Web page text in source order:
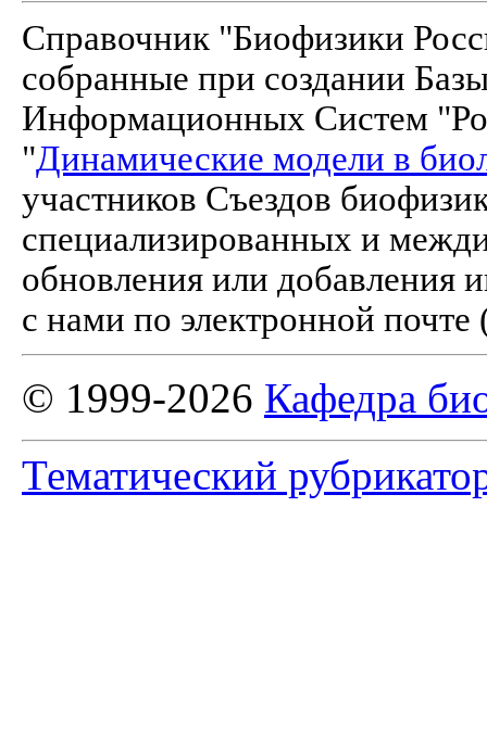
Справочник "Биофизики
собранные при создании
Информационных Систем
"Динамические модели в
участников Съездов
специализированных и
обновления или добавления
с нами по электронной почте
© 1999-2026 Кафедра
Тематический